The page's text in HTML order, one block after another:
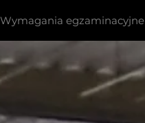
Wymagania egzaminacyjne